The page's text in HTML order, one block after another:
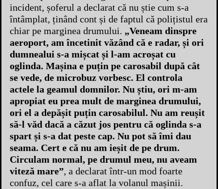
incident, șoferul a declarat că nu știe cum s-a
întâmplat, ținând cont și de faptul că polițistul era
chiar pe marginea drumului. „Veneam dinspre
aeroport, am încetinit văzând că e radar, și ori
dumnealui s-a mișcat și l-am acroșat cu
oglinda. Mașina e puțin pe carosabil după cât
se vede, de microbuz vorbesc. El controla
actele la geamul domnilor. Nu știu, ori m-am
apropiat eu prea mult de marginea drumului,
ori el a depășit puțin carosabilul. Nu am reușit
să-l văd dacă a căzut jos pentru că oglinda s-a
spart și s-a dat peste cap. Nu pot să îmi dau
seama. Cert e că nu am ieșit de pe drum.
Circulam normal, pe drumul meu, nu aveam
viteză mare”, a declarat într-un mod foarte
confuz, cel care s-a aflat la volanul mașinii.